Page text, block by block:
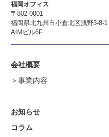
福岡オフィス
〒802-0001
福岡県北九州市小倉北区浅野3-8-1
AIMビル6F
会社概要
＞事業内容
お知らせ
コラム